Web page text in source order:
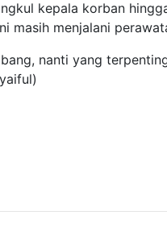
kepala korban
masih menjalani
nanti yang